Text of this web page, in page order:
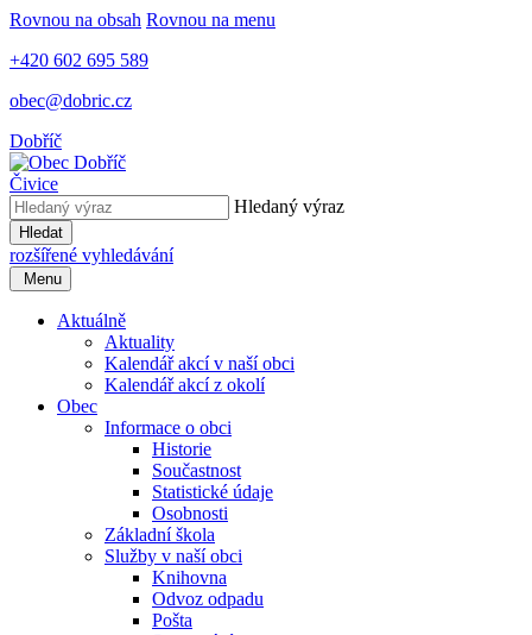
Rovnou na obsah Rovnou na menu
+420 602 695 589
obec@dobric.cz
Dobříč
Čivice
Hledaný výraz
Hledat
rozšířené vyhledávání
Menu
Aktuálně
Aktuality
Kalendář akcí v naší obci
Kalendář akcí z okolí
Obec
Informace o obci
Historie
Součastnost
Statistické údaje
Osobnosti
Základní škola
Služby v naší obci
Knihovna
Odvoz odpadu
Pošta